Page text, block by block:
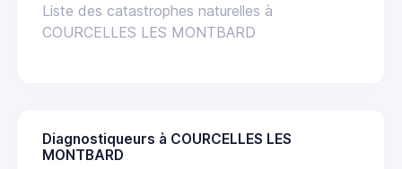
Liste des catastrophes naturelles à
COURCELLES LES MONTBARD
Diagnostiqueurs à COURCELLES LES
MONTBARD